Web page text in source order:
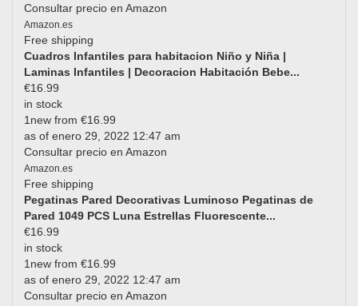
Consultar precio en Amazon
Amazon.es
Free shipping
Cuadros Infantiles para habitacion Niño y Niña |
Laminas Infantiles | Decoracion Habitación Bebe...
€16.99
in stock
1new from €16.99
as of enero 29, 2022 12:47 am
Consultar precio en Amazon
Amazon.es
Free shipping
Pegatinas Pared Decorativas Luminoso Pegatinas de
Pared 1049 PCS Luna Estrellas Fluorescente...
€16.99
in stock
1new from €16.99
as of enero 29, 2022 12:47 am
Consultar precio en Amazon